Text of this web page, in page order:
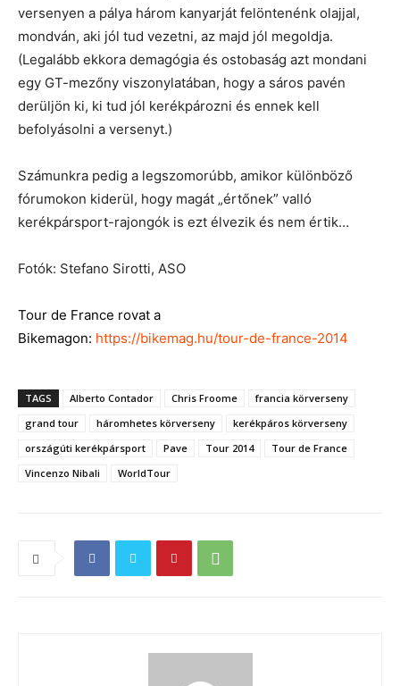
versenyen a pálya három kanyarját felöntenénk olajjal,
mondván, aki jól tud vezetni, az majd jól megoldja.
(Legalább ekkora demagógia és ostobaság azt mondani
egy GT-mezőny viszonylatában, hogy a sáros pavén
derüljön ki, ki tud jól kerékpározni és ennek kell
befolyásolni a versenyt.)
Számunkra pedig a legszomorúbb, amikor különböző
fórumokon kiderül, hogy magát „értőnek” valló
kerékpársport-rajongók is ezt élvezik és nem értik…
Fotók: Stefano Sirotti, ASO
Tour de France rovat a
Bikemagon: https://bikemag.hu/tour-de-france-2014
TAGS Alberto Contador Chris Froome
francia körverseny
grand tour
háromhetes körverseny
kerékpáros körverseny
országúti kerékpársport
Pave Tour 2014
Tour de France
Vincenzo Nibali
WorldTour